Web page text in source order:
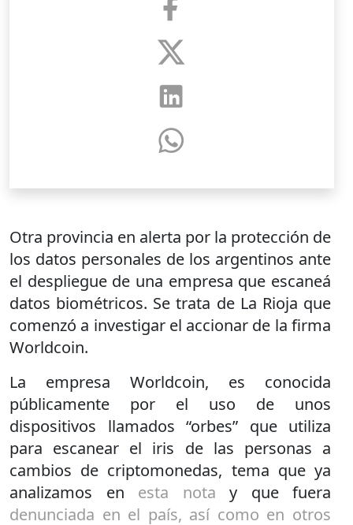
Otra provincia en alerta por la protección de
los datos personales de los argentinos ante
el despliegue de una empresa que escaneá
datos biométricos. Se trata de La Rioja que
comenzó a investigar el accionar de la firma
Worldcoin.
La empresa Worldcoin, es conocida
públicamente por el uso de unos
dispositivos llamados “orbes” que utiliza
para escanear el iris de las personas a
cambios de criptomonedas, tema que ya
analizamos en esta nota y que fuera
denunciada en el país, así como en otros